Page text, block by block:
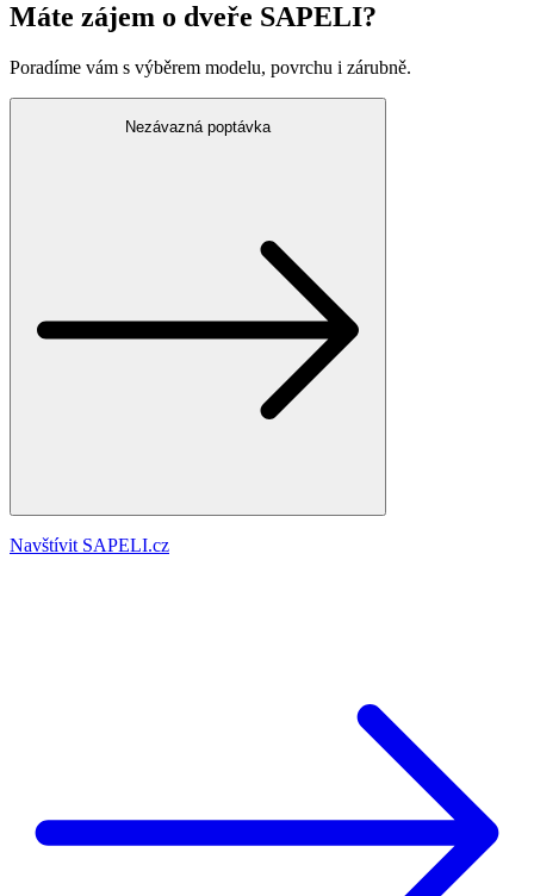
Máte zájem o dveře SAPELI?
Poradíme vám s výběrem modelu, povrchu i zárubně.
Nezávazná poptávka
Navštívit SAPELI.cz